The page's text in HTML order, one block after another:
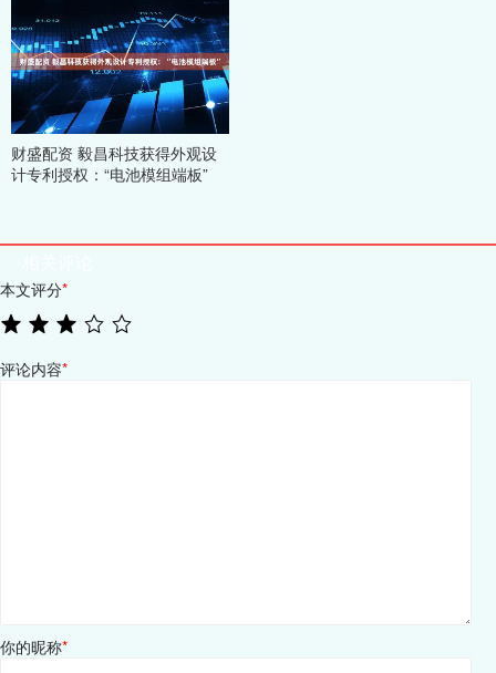
财盛配资 毅昌科技获得外观设
计专利授权：“电池模组端板”
本文评分*
评论内容*
你的昵称*